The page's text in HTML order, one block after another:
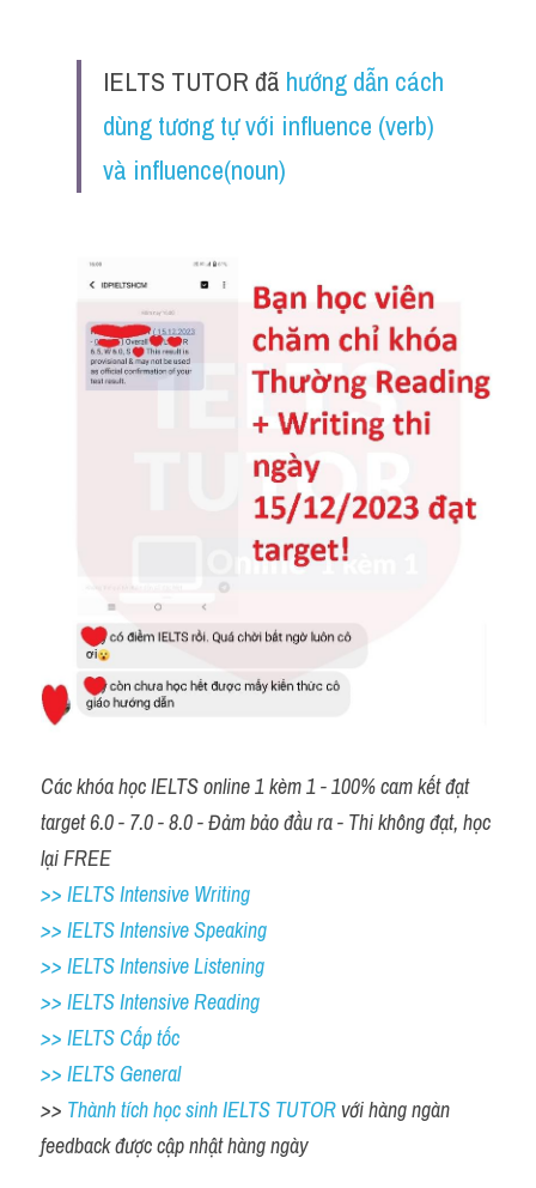
IELTS TUTOR ​đã hướng dẫn cách
dùng tương tự với influence (verb)
và influence(noun)
Các khóa học IELTS online 1 kèm 1 - 100% cam kết đạt
target 6.0 - 7.0 - 8.0 - Đảm bảo đầu ra - Thi không đạt, học
lại FREE
>> IELTS Intensive Writing
>> IELTS Intensive Speaking
>> IELTS Intensive Listening
>> IELTS Intensive Reading
>> IELTS Cấp tốc
>> IELTS General
>> Thành tích học sinh IELTS TUTOR với hàng ngàn
feedback được cập nhật hàng ngày